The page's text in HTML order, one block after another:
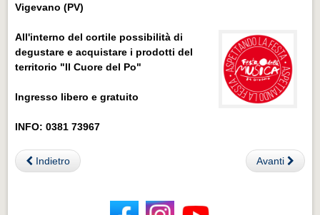
Vigevano (PV)
All'interno del cortile possibilità di
degustare e acquistare i prodotti del
territorio "Il Cuore del Po"
Ingresso libero e gratuito
INFO: 0381 73967
Indietro Avanti